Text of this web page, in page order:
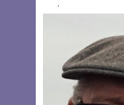
un locșor
chestie de viață
șontâc, spre
gol, că pot să-
mea cotidiană,